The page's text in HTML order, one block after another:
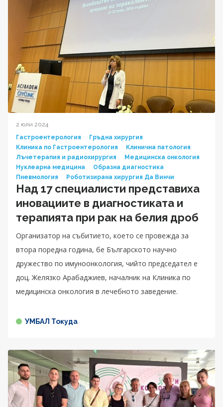
2 юли 2024
Гастроентерология
Гръдна хирургия
Клиника по Гастроентерология
Клинична патология
Лъчетерапия и радиохирургия
Медицинска онкология
Нуклеарна медицина
Образна диагностика
Пневмология
Роботизирана хирургия Да Винчи
Над 17 специалисти представиха
иновациите в диагностиката и
терапията при рак на белия дроб
Организатор на събитието, което се провежда за
втора поредна година, бе Българското научно
дружество по имуноонкология, чийто председател е
доц. Желязко Арабаджиев, началник на Клиника по
медицинска онкология в лечебното заведение.
УМБАЛ Токуда